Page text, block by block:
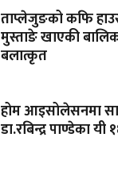
ताप्लेजुङको कफि
मुस्ताङे खाएकी
बलात्कृत
होम आइसोलेसनमा
डा.रबिन्द्र पाण्डेका